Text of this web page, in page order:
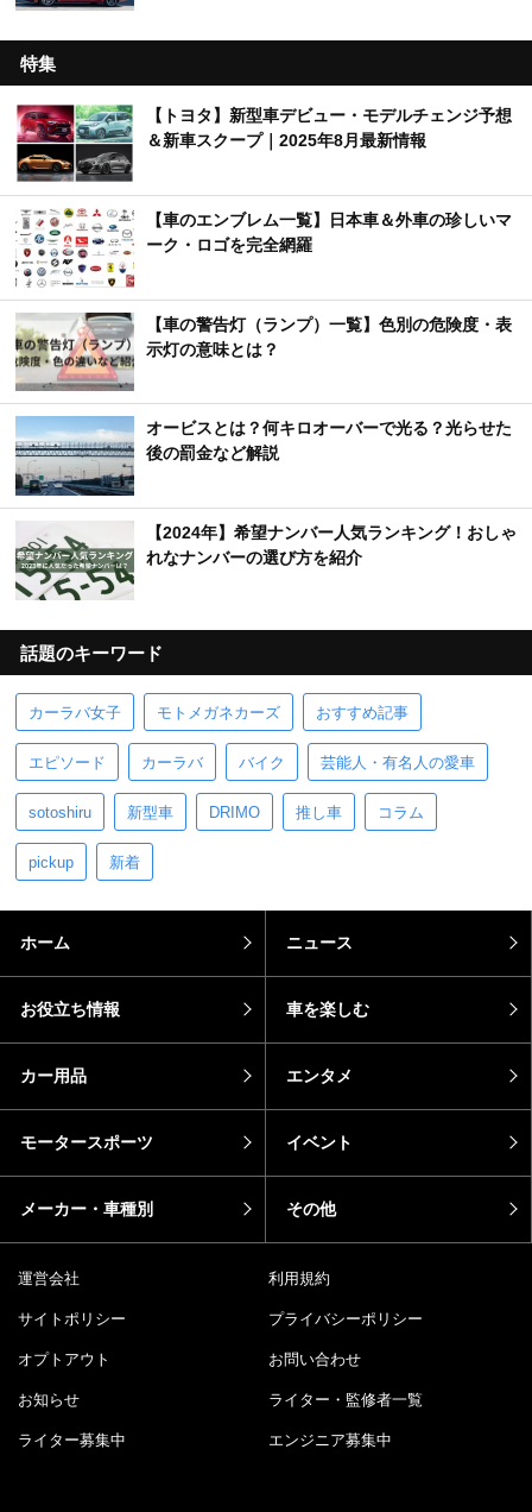
特集
【トヨタ】新型車デビュー・モデルチェンジ予想
＆新車スクープ｜2025年8月最新情報
【車のエンブレム一覧】日本車＆外車の珍しいマ
ーク・ロゴを完全網羅
【車の警告灯（ランプ）一覧】色別の危険度・表
示灯の意味とは？
オービスとは？何キロオーバーで光る？光らせた
後の罰金など解説
【2024年】希望ナンバー人気ランキング！おしゃ
れなナンバーの選び方を紹介
話題のキーワード
カーラバ女子 モトメガネカーズ おすすめ記事
エピソード カーラバ バイク 芸能人・有名人の愛車
sotoshiru 新型車 DRIMO 推し車 コラム
pickup 新着
ホーム ニュース
お役立ち情報 車を楽しむ
カー用品 エンタメ
モータースポーツ イベント
メーカー・車種別 その他
運営会社 利用規約
サイトポリシー プライバシーポリシー
オプトアウト お問い合わせ
お知らせ ライター・監修者一覧
ライター募集中 エンジニア募集中